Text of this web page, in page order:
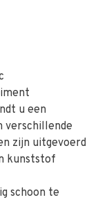
u een
verschillende
zijn uitgevoerd
kunststof
schoon te